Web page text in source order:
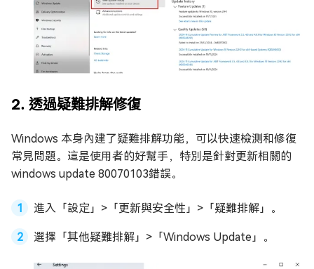
2. 透過疑難排解修復
Windows 本身內建了疑難排解功能，可以快速檢測和修復
常見問題。這是使用者的好幫手，特別是針對更新相關的
windows update 80070103錯誤。
進入「設定」>「更新與安全性」>「疑難排解」。
選擇「其他疑難排解」>「Windows Update」。